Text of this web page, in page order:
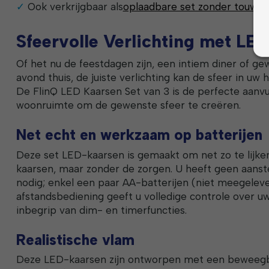
Ook verkrijgbaar alsoplaadbare set zonder
Sfeervolle Verlichting met
Of het nu de feestdagen zijn, een intiem diner of
avond thuis, de juiste verlichting kan de sfeer in uw
De FlinQ LED Kaarsen Set van 3 is de perfecte
woonruimte om de gewenste sfeer te creëren.
Net echt en werkzaam op batterijen
Deze set LED-kaarsen is gemaakt om net zo te
kaarsen, maar zonder de zorgen. U heeft geen
nodig; enkel een paar AA-batterijen (niet
afstandsbediening geeft u volledige controle over
inbegrip van dim- en timerfuncties.
Realistische vlam
Deze LED-kaarsen zijn ontworpen met een